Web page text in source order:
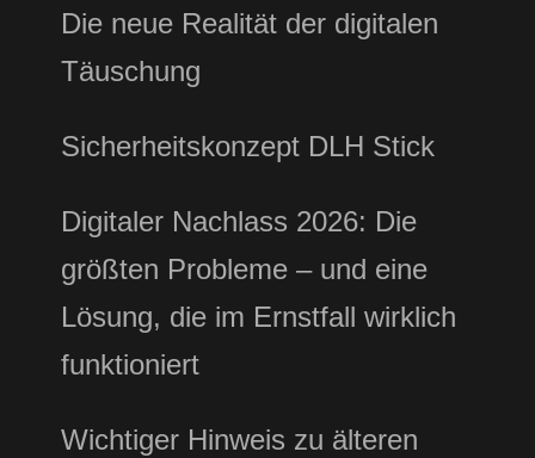
Die neue Realität der digitalen
Täuschung
Sicherheitskonzept DLH Stick
Digitaler Nachlass 2026: Die
größten Probleme – und eine
Lösung, die im Ernstfall wirklich
funktioniert
Wichtiger Hinweis zu älteren